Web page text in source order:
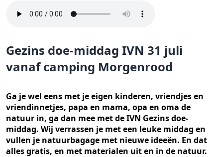
Gezins doe-middag IVN 31 juli
vanaf camping Morgenrood
Ga je wel eens met je eigen kinderen, vriendjes en
vriendinnetjes, papa en mama, opa en oma de
natuur in, ga dan mee met de IVN Gezins doe-
middag. Wij verrassen je met een leuke middag en
vullen je natuurbagage met nieuwe ideeën. En dat
alles gratis, en met materialen uit en in de natuur.